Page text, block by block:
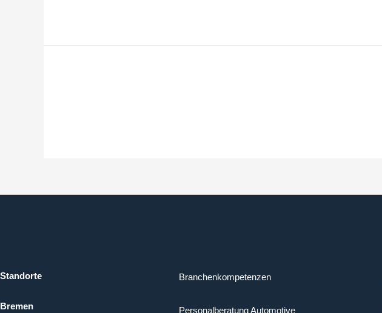
Standorte
Bremen
Branchenkompetenzen
Personalberatung Automotive